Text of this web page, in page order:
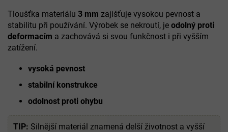
Tloušťka materiálu 3 mm zajišťuje vysokou pevnost a
stabilitu při používání. Výrobek se nekroutí, je odolný proti
deformacím a zachovává si svou funkčnost i při vyšším
zatížení.
vysoká pevnost
stabilní konstrukce
odolnost proti ohybu
TIP: Silnější materiál znamená delší životnost a vyšší